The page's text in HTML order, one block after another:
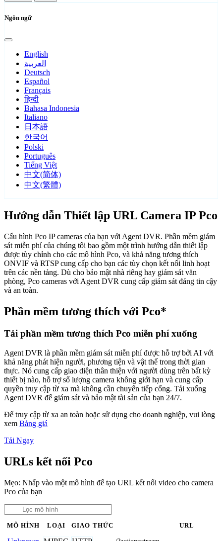
Ngôn ngữ
English
العربية
Deutsch
Español
Français
हिन्दी
Bahasa Indonesia
Italiano
日本語
한국어
Polski
Português
Tiếng Việt
中文(简体)
中文(繁體)
Hướng dẫn Thiết lập URL Camera IP Pco
Cấu hình Pco IP cameras của bạn với Agent DVR. Phần mềm giám
sát miễn phí của chúng tôi bao gồm một trình hướng dẫn thiết lập
được tùy chỉnh cho các mô hình Pco, và khả năng tương thích
ONVIF và RTSP cung cấp cho bạn các tùy chọn kết nối linh hoạt
trên các nền tảng. Dù cho bảo mật nhà riêng hay giám sát văn
phòng, Pco cameras với Agent DVR cung cấp giám sát đáng tin cậy
và an toàn.
Phần mềm tương thích với Pco*
Tải phần mềm tương thích Pco miễn phí xuống
Agent DVR là phần mềm giám sát miễn phí được hỗ trợ bởi AI với
khả năng phát hiện người, phương tiện và vật thể trong thời gian
thực. Nó cung cấp giao diện thân thiện với người dùng trên bất kỳ
thiết bị nào, hỗ trợ số lượng camera không giới hạn và cung cấp
quyền truy cập từ xa mà không cần chuyển tiếp cổng. Tải xuống
Agent DVR để giám sát và bảo mật tài sản của bạn 24/7.
Để truy cập từ xa an toàn hoặc sử dụng cho doanh nghiệp, vui lòng
xem Bảng giá
Tải Ngay
URLs kết nối Pco
Mẹo: Nhấp vào một mô hình để tạo URL kết nối video cho camera
Pco của bạn
MÔ HÌNH LOẠI GIAO THỨC URL